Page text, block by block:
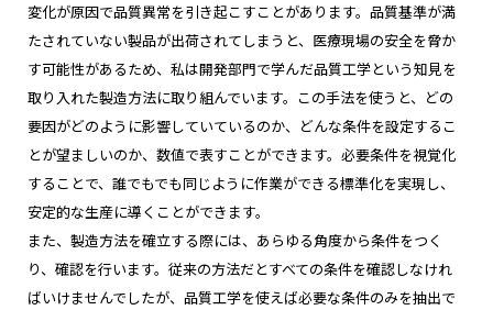
変化が原因で品質異常を引き起こすことがあります。品質基準が満
たされていない製品が出荷されてしまうと、医療現場の安全を脅か
す可能性があるため、私は開発部門で学んだ品質工学という知見を
取り入れた製造方法に取り組んでいます。この手法を使うと、どの
要因がどのように影響していているのか、どんな条件を設定するこ
とが望ましいのか、数値で表すことができます。必要条件を視覚化
することで、誰でもでも同じように作業ができる標準化を実現し、
安定的な生産に導くことができます。
また、製造方法を確立する際には、あらゆる角度から条件をつく
り、確認を行います。従来の方法だとすべての条件を確認しなけれ
ばいけませんでしたが、品質工学を使えば必要な条件のみを抽出で